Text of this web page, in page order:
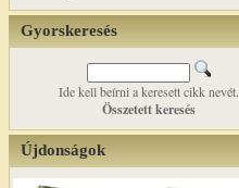
Gyorskeresés
Ide kell beírni a keresett cikk nevét.
Összetett keresés
Újdonságok